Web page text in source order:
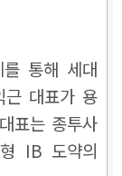
통해 세대
근 대표가 용
표는 종투사
IB 도약의